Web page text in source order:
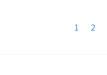
1 2